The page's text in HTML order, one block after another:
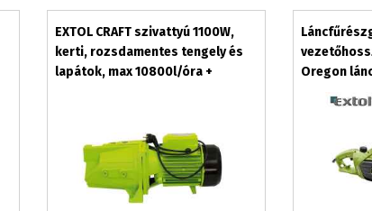
EXTOL CRAFT szivattyú 1100W,
kerti, rozsdamentes tengely és
lapátok, max 10800l/óra +
Oregon